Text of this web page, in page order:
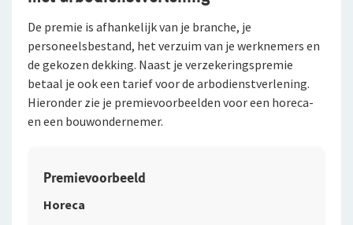
De premie is afhankelijk van je branche, je
personeelsbestand, het verzuim van je werknemers en
de gekozen dekking. Naast je verzekeringspremie
betaal je ook een tarief voor de arbodienstverlening.
Hieronder zie je premievoorbeelden voor een horeca-
en een bouwondernemer.
Premievoorbeeld
Horeca